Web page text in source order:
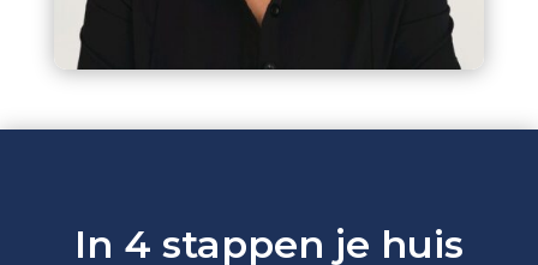
In 4 stappen je huis